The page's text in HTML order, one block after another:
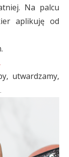
Na palcu
aplikuję od
.
utwardzamy,
.